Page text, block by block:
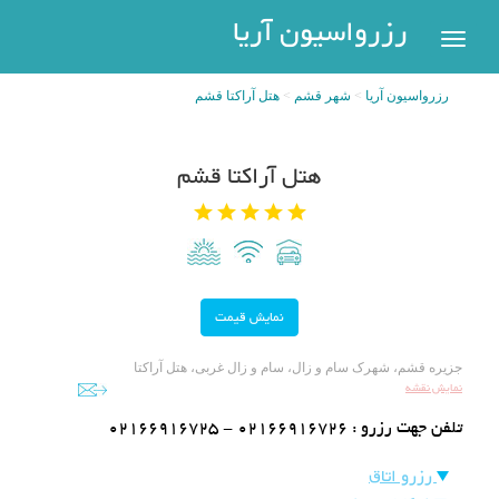
رزرواسیون آریارزرواسیون
اریا
پیگیری
رزرو
عضویت
مشهد
های
کیش
رزرواسیون آریا شهر قشم هتل آراکتا قشم
هتل آراکتا قشم
جزیره قشم، شهرک سام و زال، سام و زال غربی، هتل آراکتا
نمایش نقشه
تلفن جهت رزرو : 02166916725 - 02166916726
رزرو اتاق